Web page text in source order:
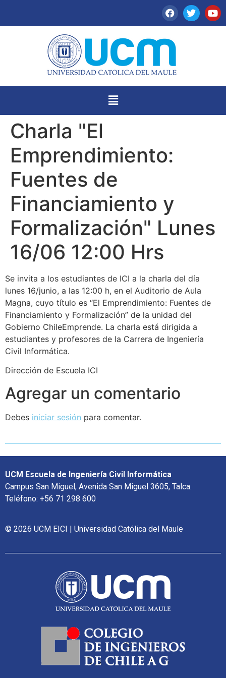
Charla "El
Emprendimiento:
Fuentes de
Financiamiento y
Formalización" Lunes
16/06 12:00 Hrs
Se invita a los estudiantes de ICI a la charla del día
lunes 16/junio, a las 12:00 h, en el Auditorio de Aula
Magna, cuyo título es “El Emprendimiento: Fuentes de
Financiamiento y Formalización” de la unidad del
Gobierno ChileEmprende. La charla está dirigida a
estudiantes y profesores de la Carrera de Ingeniería
Civil Informática.
Dirección de Escuela ICI
Agregar un comentario
Debes iniciar sesión para comentar.
UCM Escuela de Ingeniería Civil Informática
Campus San Miguel, Avenida San Miguel 3605, Talca.
Teléfono: +56 71 298 600
© 2026 UCM EICI | Universidad Católica del Maule